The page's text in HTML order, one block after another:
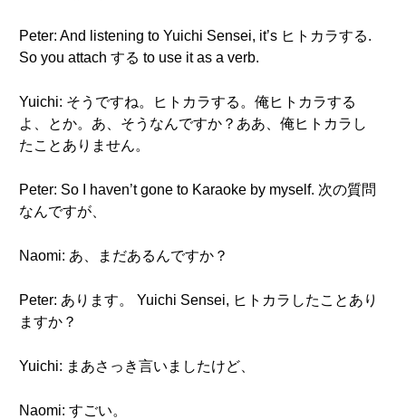
Peter: And listening to Yuichi Sensei, it’s ヒトカラする.
So you attach する to use it as a verb.
Yuichi: そうですね。ヒトカラする。俺ヒトカラする
よ、とか。あ、そうなんですか？ああ、俺ヒトカラし
たことありません。
Peter: So I haven’t gone to Karaoke by myself. 次の質問
なんですが、
Naomi: あ、まだあるんですか？
Peter: あります。 Yuichi Sensei, ヒトカラしたことあり
ますか？
Yuichi: まあさっき言いましたけど、
Naomi: すごい。